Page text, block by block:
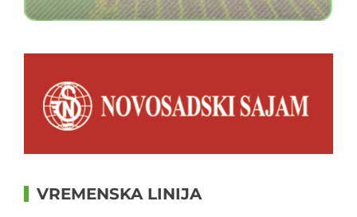
VREMENSKA LINIJA